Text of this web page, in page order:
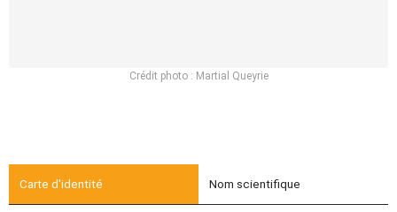
Crédit photo : Martial Queyrie
Nom scientifique